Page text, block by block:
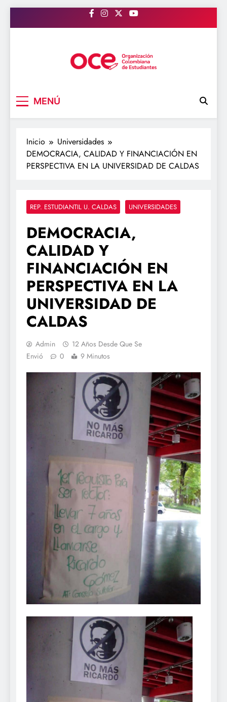
al
MENÚ
Inicio
Universidades
DEMOCRACIA, CALIDAD Y FINANCIACIÓN EN
PERSPECTIVA EN LA UNIVERSIDAD DE CALDAS
REP. ESTUDIANTIL U. CALDAS UNIVERSIDADES
DEMOCRACIA,
CALIDAD Y
FINANCIACIÓN EN
PERSPECTIVA EN LA
UNIVERSIDAD DE
CALDAS
Admin
12 Años Desde Que Se
Envió
0 9 Minutos